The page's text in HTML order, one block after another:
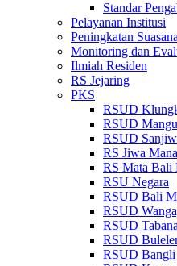
Standar
Pelayanan Institusi
Peningkatan
Monitoring dan
Ilmiah Residen
RS Jejaring
PKS
RSUD
RSUD
RSUD
RS Jiwa
RS Mata Bali
RSU Negara
RSUD Bali
RSUD
RSUD
RSUD
RSUD Bangli